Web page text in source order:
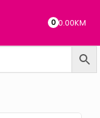
0 0.00KM